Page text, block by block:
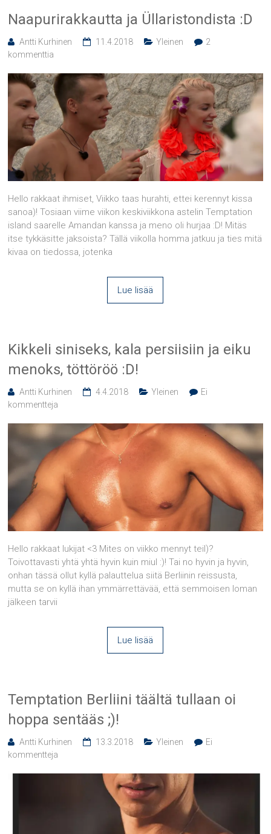
Naapurirakkautta ja Üllaristondista :D
Antti Kurhinen 11.4.2018 Yleinen
2
kommenttia
Hello rakkaat ihmiset, Viikko taas hurahti, ettei kerennyt kissa
sanoa)! Tosiaan viime viikon keskiviikkona astelin Temptation
island saarelle Amandan kanssa ja meno oli hurjaa :D! Mitäs
itse tykkäsitte jaksoista? Tällä viikolla homma jatkuu ja ties mitä
kivaa on tiedossa, jotenka
Lue lisää
Kikkeli siniseks, kala persiisiin ja eiku
menoks, töttöröö :D!
Antti Kurhinen 4.4.2018 Yleinen
Ei
kommentteja
Hello rakkaat lukijat <3 Mites on viikko mennyt teil)?
Toivottavasti yhtä yhtä hyvin kuin miul :)! Tai no hyvin ja hyvin,
onhan tässä ollut kyllä palauttelua siitä Berliinin reissusta,
mutta se on kyllä ihan ymmärrettävää, että semmoisen loman
jälkeen tarvii
Lue lisää
Temptation Berliini täältä tullaan oi
hoppa sentääs ;)!
Antti Kurhinen 13.3.2018 Yleinen
Ei
kommentteja